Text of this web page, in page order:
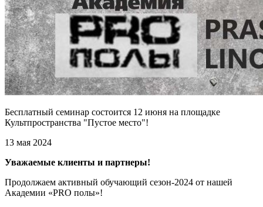
Бесплатный семинар состоится 12 июня на площадке
Культпространства "Пустое место"!
13 мая 2024
Уважаемые клиенты и партнеры!
Продолжаем активный обучающий сезон-2024 от нашей
Академии «PRO полы»!